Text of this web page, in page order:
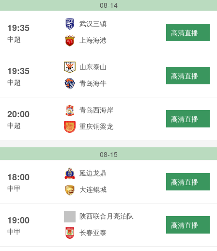
08-14
19:35
中超
武汉三镇
上海海港
高清直播
19:35
中超
山东泰山
青岛海牛
高清直播
20:00
中超
青岛西海岸
重庆铜梁龙
高清直播
08-15
18:00
中甲
延边龙鼎
大连鲲城
高清直播
19:00
中甲
陕西联合月亮泊队
长春亚泰
高清直播